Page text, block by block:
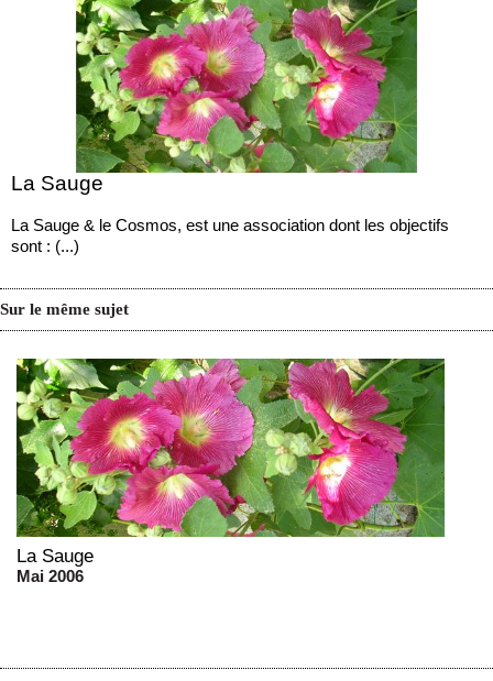
La Sauge
La Sauge & le Cosmos, est une association dont les objectifs
sont : (...)
Sur le même sujet
La Sauge
Mai 2006